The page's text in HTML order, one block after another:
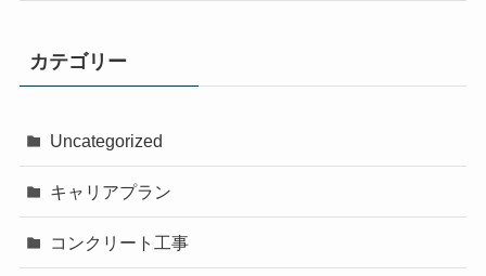
カテゴリー
Uncategorized
キャリアプラン
コンクリート工事